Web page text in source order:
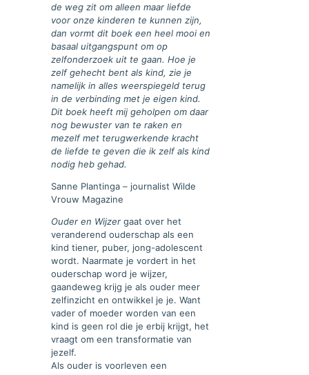
de weg zit om alleen maar liefde
voor onze kinderen te kunnen zijn,
dan vormt dit boek een heel mooi en
basaal uitgangspunt om op
zelfonderzoek uit te gaan. Hoe je
zelf gehecht bent als kind, zie je
namelijk in alles weerspiegeld terug
in de verbinding met je eigen kind.
Dit boek heeft mij geholpen om daar
nog bewuster van te raken en
mezelf met terugwerkende kracht
de liefde te geven die ik zelf als kind
nodig heb gehad.
Sanne Plantinga – journalist Wilde
Vrouw Magazine
Ouder en Wijzer gaat over het
veranderend ouderschap als een
kind tiener, puber, jong-adolescent
wordt. Naarmate je vordert in het
ouderschap word je wijzer,
gaandeweg krijg je als ouder meer
zelfinzicht en ontwikkel je je. Want
vader of moeder worden van een
kind is geen rol die je erbij krijgt, het
vraagt om een transformatie van
jezelf.
Als ouder is voorleven een